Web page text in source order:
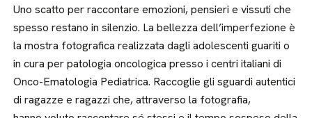
Uno scatto per raccontare emozioni, pensieri e vissuti che
spesso restano in silenzio. La bellezza dell’imperfezione è
la mostra fotografica realizzata dagli adolescenti guariti o
in cura per patologia oncologica presso i centri italiani di
Onco-Ematologia Pediatrica. Raccoglie gli sguardi autentici
di ragazze e ragazzi che, attraverso la fotografia,